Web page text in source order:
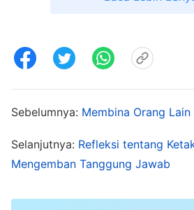
pernah mendengar kata-kata
tetapi tak satu pun darimu
sebenarnya dari kata-kata
engkau sadar sepenuhnya
ini akan dipenuhi oleh Tuhan
telah dianiaya secara brutal
Sebelumnya: Membina Orang
Selanjutnya: Refleksi tentang
Mengemban Tanggung Jawab